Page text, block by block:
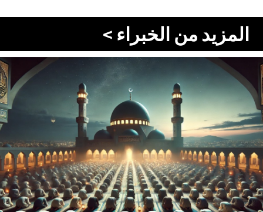
المزيد من الخبراء >